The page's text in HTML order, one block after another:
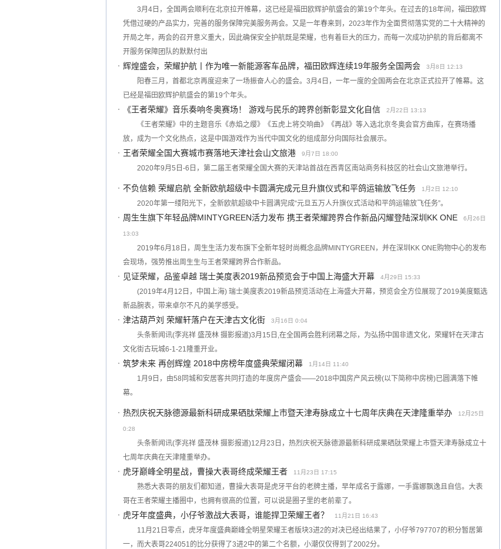
3月4日，全国两会顺利在北京拉开帷幕，这已经是福田欧辉护航盛会的第19个年头。在过去的18年间，福田欧辉
凭借过硬的产品实力，完善的服务保障完美服务两会。又是一年春来到，2023年作为全面贯彻落实党的二十大精神的
开局之年，两会的召开意义重大，因此确保安全护航既是荣耀，也有着巨大的压力，而每一次成功护航的背后都离不
开服务保障团队的默默付出
辉煌盛会，荣耀护航丨作为唯一新能源客车品牌，福田欧辉连续19年服务全国两会 3月8日 12:13
阳春三月，首都北京再度迎来了一场振奋人心的盛会。3月4日，一年一度的全国两会在北京正式拉开了帷幕。这
已经是福田欧辉护航盛会的第19个年头。
《王者荣耀》音乐奏响冬奥赛场！ 游戏与民乐的跨界创新彰显文化自信 2月22日 13:13
《王者荣耀》中的主题音乐《赤焰之缨》《五虎上将交响曲》《再战》等入选北京冬奥会官方曲库，在赛场播
放，成为一个文化热点，这是中国游戏作为当代中国文化的组成部分向国际社会展示。
王者荣耀全国大赛城市赛落地天津社会山文旅港 9月7日 18:00
2020年9月5日-6日，第二届王者荣耀全国大赛的天津站首战在西青区南站商务科技区的社会山文旅港举行。
不负信赖 荣耀启航 全新欧航超级中卡圆满完成元旦升旗仪式和平鸽运输放飞任务 1月2日 12:10
2020年第一缕阳光下，全新欧航超级中卡圆满完成“元旦五万人升旗仪式活动和平鸽运输放飞任务”。
周生生旗下年轻品牌MINTYGREEN活力发布 携王者荣耀跨界合作新品闪耀登陆深圳KK ONE 6月26日
13:03
2019年6月18日，周生生活力发布旗下全新年轻时尚概念品牌MINTYGREEN，并在深圳KK ONE购物中心的发布
会现场，强势推出周生生与王者荣耀跨界合作新品。
见证荣耀，品鉴卓越 瑞士美度表2019新品预览会于中国上海盛大开幕 4月29日 15:33
(2019年4月12日，中国上海) 瑞士美度表2019新品预览活动在上海盛大开幕，预览会全方位展现了2019美度甄选
新品腕表，带来卓尔不凡的美学感受。
津沽葫芦刘 荣耀轩落户在天津古文化街 3月16日 0:04
头条新闻讯(李兆祥 盛茂林 摄影报道)3月15日,在全国两会胜利闭幕之际，为弘扬中国非遗文化，荣耀轩在天津古
文化街古玩城6-1-21隆重开业。
筑梦未来 再创辉煌 2018中房榜年度盛典荣耀闭幕 1月14日 11:40
1月9日，由58同城和安居客共同打造的年度房产盛会——2018中国房产风云榜(以下简称中房榜)已圆满落下帷
幕。
热烈庆祝天脉德源最新科研成果硒肽荣耀上市暨天津寿脉成立十七周年庆典在天津隆重举办 12月25日
0:28
头条新闻讯(李兆祥 盛茂林 摄影报道)12月23日，热烈庆祝天脉德源最新科研成果硒肽荣耀上市暨天津寿脉成立十
七周年庆典在天津隆重举办。
虎牙巅峰全明星战，曹操大表哥终成荣耀王者 11月23日 17:15
熟悉大表哥的朋友们都知道，曹操大表哥是虎牙平台的老牌主播，早年成名于露娜，一手露娜飘逸且自信。大表
哥在王者荣耀主播圈中，也拥有很高的位置，可以说是圈子里的老前辈了。
虎牙年度盛典，小仔爷激战大表哥，谁能捍卫荣耀王者？ 11月21日 16:43
11月21日零点，虎牙年度盛典巅峰全明星荣耀王者版块3进2的对决已经出结果了，小仔爷797707的积分暂居第
一，而大表哥224051的比分获得了3进2中的第二个名额，小潮仅仅得到了2002分。